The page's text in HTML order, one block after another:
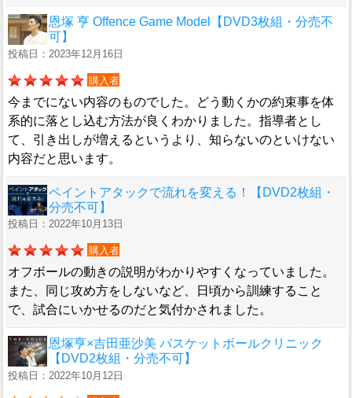
恩塚 亨 Offence Game Model【DVD3枚組・分売不
可】
投稿日：2023年12月16日
購入者
今までにない内容のものでした。どう動くかの約束事を体
系的に落とし込む方法が良くわかりました。指導者とし
て、引き出しが増えるというより、知らないのといけない
内容だと思います。
ペイントアタックで流れを変える！【DVD2枚組・
分売不可】
投稿日：2022年10月13日
購入者
オフボールの動きの説明がわかりやすくなっていました。
また、同じ攻め方をしないなど、日頃から訓練すること
で、試合にいかせるのだと気付かされました。
恩塚亨×吉田亜沙美 バスケットボールクリニック
【DVD2枚組・分売不可】
投稿日：2022年10月12日